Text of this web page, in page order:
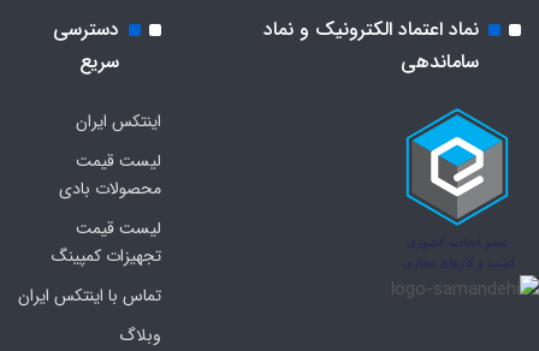
نماد اعتماد الکترونیک و نماد
ساماندهی
دسترسی
سریع
اینتکس ایران
لیست قیمت
محصولات بادی
لیست قیمت
تجهیزات کمپینگ
تماس با اینتکس ایران
وبلاگ